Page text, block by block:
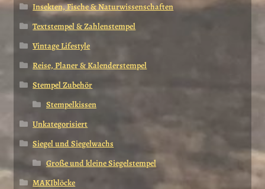
Insekten, Fische & Naturwissenschaften
Textstempel & Zahlenstempel
Vintage Lifestyle
Reise, Planer & Kalenderstempel
Stempel Zubehör
Stempelkissen
Unkategorisiert
Siegel und Siegelwachs
Große und kleine Siegelstempel
MAKIblöcke